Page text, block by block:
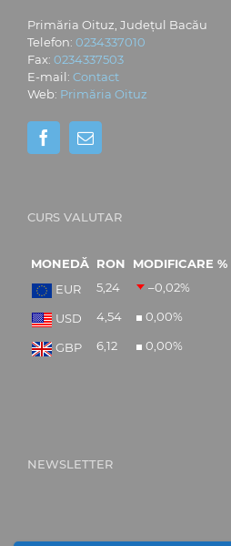
Primăria Oituz, Județul Bacău
Telefon: 0234337010
Fax: 0234337503
E-mail: Contact
Web: Primăria Oituz
CURS VALUTAR
MONEDĂ RON
MODIFICARE %
EUR
5,24 –0,02%
USD 4,54 0,00%
GBP 6,12 0,00%
NEWSLETTER